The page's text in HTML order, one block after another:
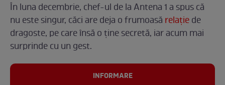
În luna decembrie, chef-ul de la Antena 1 a spus că
nu este singur, căci are deja o frumoasă relațiede
dragoste, pe care însă o ține secretă, iar acum mai
surprinde cu un gest.
INFORMARE